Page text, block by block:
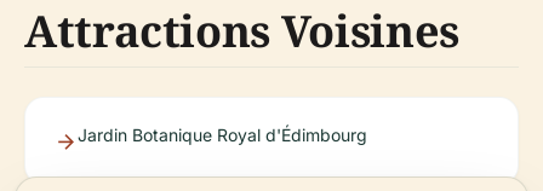
Attractions Voisines
Jardin Botanique Royal d'Édimbourg